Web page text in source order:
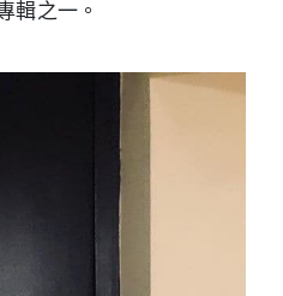
輯之一。